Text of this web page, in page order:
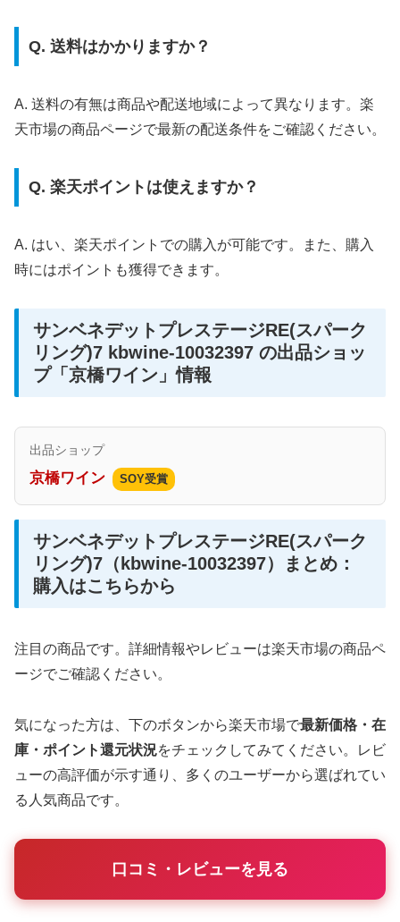
Q. 送料はかかりますか？
A. 送料の有無は商品や配送地域によって異なります。楽
天市場の商品ページで最新の配送条件をご確認ください。
Q. 楽天ポイントは使えますか？
A. はい、楽天ポイントでの購入が可能です。また、購入
時にはポイントも獲得できます。
サンベネデットプレステージRE(スパーク
リング)7 kbwine-10032397 の出品ショッ
プ「京橋ワイン」情報
出品ショップ
京橋ワイン SOY受賞
サンベネデットプレステージRE(スパーク
リング)7（kbwine-10032397）まとめ：
購入はこちらから
注目の商品です。詳細情報やレビューは楽天市場の商品ペ
ージでご確認ください。
気になった方は、下のボタンから楽天市場で最新価格・在
庫・ポイント還元状況をチェックしてみてください。レビ
ューの高評価が示す通り、多くのユーザーから選ばれてい
る人気商品です。
口コミ・レビューを見る